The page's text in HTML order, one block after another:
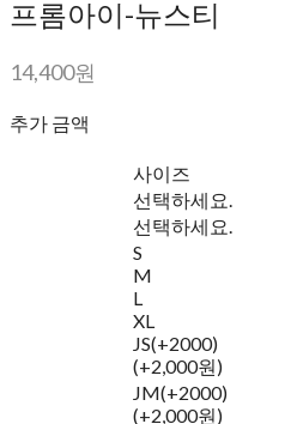
프롬아이-뉴스티
14,400원
추가 금액
사이즈
선택하세요.
선택하세요.
S
M
L
XL
JS(+2000)
(+2,000원)
JM(+2000)
(+2,000원)